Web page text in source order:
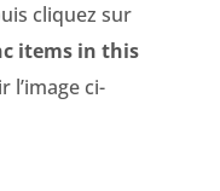
cliquez sur
items in this
l’image ci-